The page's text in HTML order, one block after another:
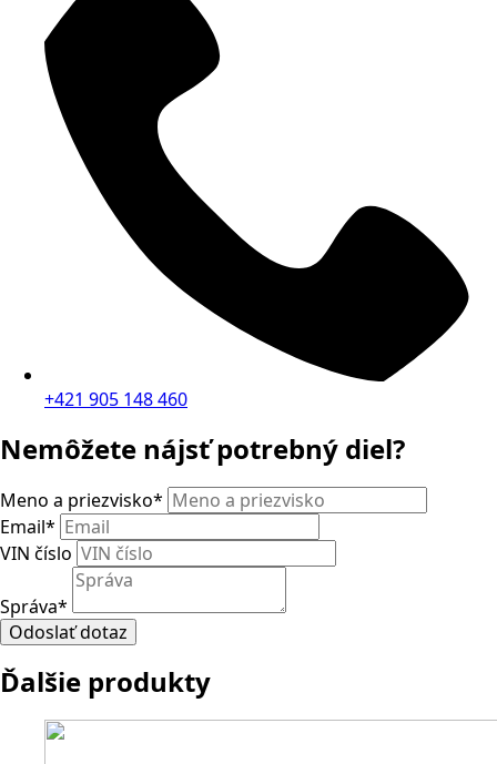
+421 905 148 460
Nemôžete nájsť potrebný diel?
Meno a priezvisko*
Email*
VIN číslo
Správa*
Odoslať dotaz
Ďalšie produkty